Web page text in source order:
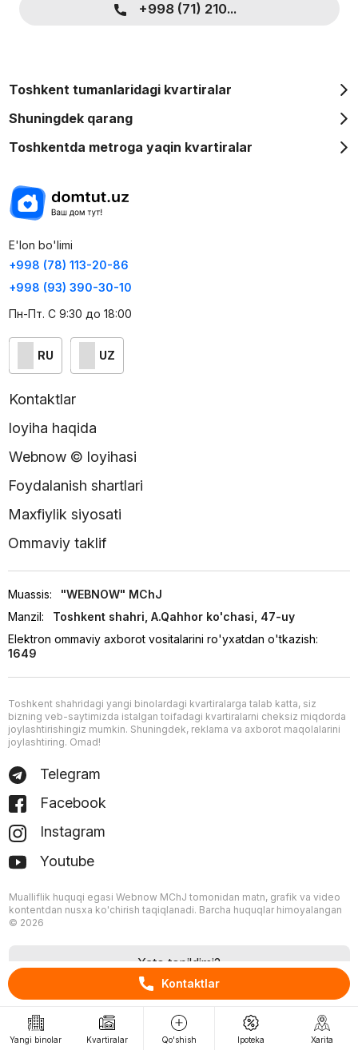
Kontaktlar
+998 (71) 210...
Yangi binolar Kvartiralar Qo'shish Ipoteka Xarita
Toshkent tumanlaridagi kvartiralar
Shuningdek qarang
Toshkentda metroga yaqin kvartiralar
E'lon bo'limi
+998 (78) 113-20-86
+998 (93) 390-30-10
Пн-Пт. С 9:30 до 18:00
RU UZ
Kontaktlar
loyiha haqida
Webnow © loyihasi
Foydalanish shartlari
Maxfiylik siyosati
Ommaviy taklif
Muassis:
"WEBNOW" MChJ
Manzil:
Toshkent shahri, A.Qahhor ko'chasi, 47-uy
Elektron ommaviy axborot vositalarini ro'yxatdan o'tkazish:
1649
Toshkent shahridagi yangi binolardagi kvartiralarga talab katta, siz
bizning veb-saytimizda istalgan toifadagi kvartiralarni cheksiz miqdorda
joylashtirishingiz mumkin. Shuningdek, reklama va axborot maqolalarini
joylashtiring. Omad!
Telegram
Facebook
Instagram
Youtube
Mualliflik huquqi egasi Webnow MChJ tomonidan matn, grafik va video
kontentdan nusxa ko'chirish taqiqlanadi. Barcha huquqlar himoyalangan
© 2026
Xato topildimi?